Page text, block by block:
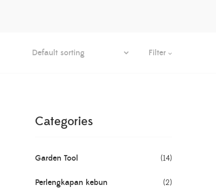
Filter
Categories
Garden Tool (14)
Perlengkapan kebun (2)